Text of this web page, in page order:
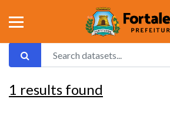
1 results found